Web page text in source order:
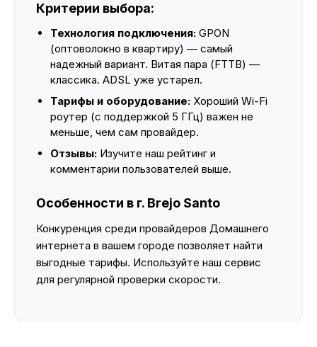
Критерии выбора:
Технология подключения: GPON
(оптоволокно в квартиру) — самый
надежный вариант. Витая пара (FTTB) —
классика. ADSL уже устарел.
Тарифы и оборудование: Хороший Wi-Fi
роутер (с поддержкой 5 ГГц) важен не
меньше, чем сам провайдер.
Отзывы: Изучите наш рейтинг и
комментарии пользователей выше.
Особенности в г. Brejo Santo
Конкуренция среди провайдеров Домашнего
интернета в вашем городе позволяет найти
выгодные тарифы. Используйте наш сервис
для регулярной проверки скорости.